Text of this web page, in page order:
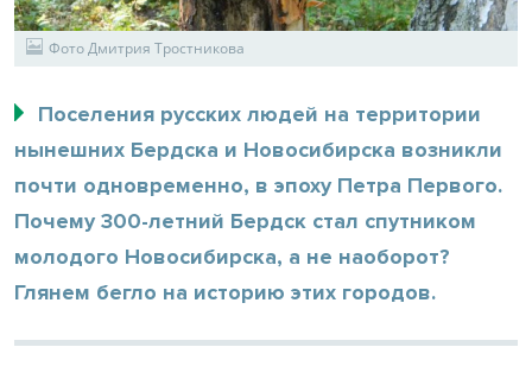
Фото Дмитрия Тростникова
Поселения русских людей на территории
нынешних Бердска и Новосибирска возникли
почти одновременно, в эпоху Петра Первого.
Почему 300-летний Бердск стал спутником
молодого Новосибирска, а не наоборот?
Глянем бегло на историю этих городов.